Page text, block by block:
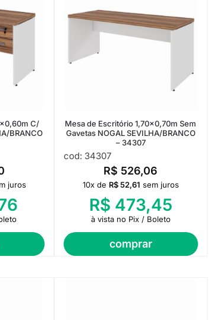
C/
BRANCO
juros
Mesa de Escritório 1,70×0,70m Sem
Gavetas NOGAL SEVILHA/BRANCO
– 34307
cod: 34307
R$ 526,06
comprar
10x de R$52,61 sem juros
R$ 473,45
à vista no Pix / Boleto